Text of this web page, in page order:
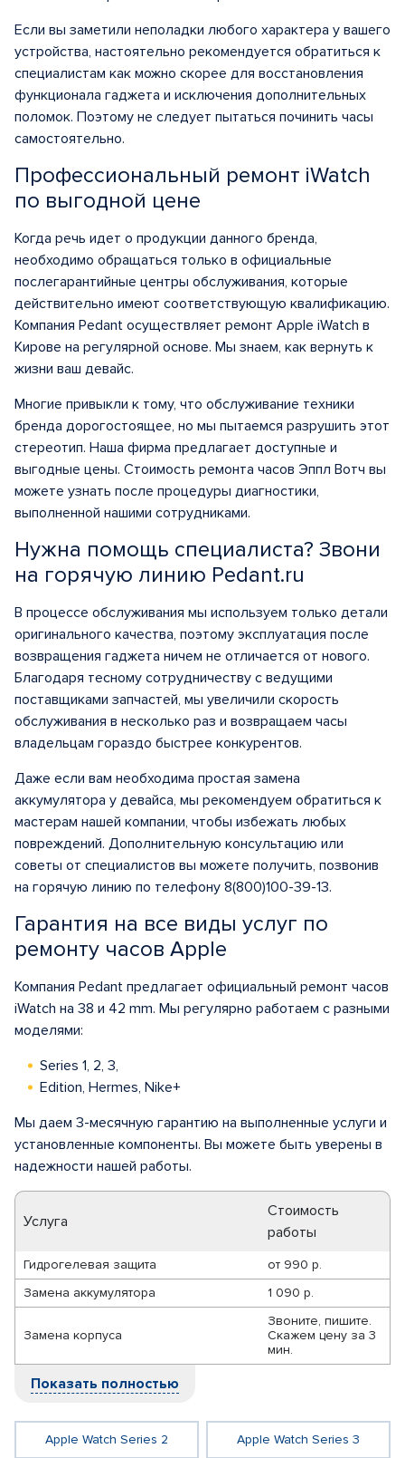
Если вы заметили неполадки любого характера у вашего
устройства, настоятельно рекомендуется обратиться к
специалистам как можно скорее для восстановления
функционала гаджета и исключения дополнительных
поломок. Поэтому не следует пытаться починить часы
самостоятельно.
Профессиональный ремонт iWatch
по выгодной цене
Когда речь идет о продукции данного бренда,
необходимо обращаться только в официальные
послегарантийные центры обслуживания, которые
действительно имеют соответствующую квалификацию.
Компания Pedant осуществляет ремонт Apple iWatch в
Кирове на регулярной основе. Мы знаем, как вернуть к
жизни ваш девайс.
Многие привыкли к тому, что обслуживание техники
бренда дорогостоящее, но мы пытаемся разрушить этот
стереотип. Наша фирма предлагает доступные и
выгодные цены. Стоимость ремонта часов Эппл Вотч вы
можете узнать после процедуры диагностики,
выполненной нашими сотрудниками.
Нужна помощь специалиста? Звони
на горячую линию Pedant.ru
В процессе обслуживания мы используем только детали
оригинального качества, поэтому эксплуатация после
возвращения гаджета ничем не отличается от нового.
Благодаря тесному сотрудничеству с ведущими
поставщиками запчастей, мы увеличили скорость
обслуживания в несколько раз и возвращаем часы
владельцам гораздо быстрее конкурентов.
Даже если вам необходима простая замена
аккумулятора у девайса, мы рекомендуем обратиться к
мастерам нашей компании, чтобы избежать любых
повреждений. Дополнительную консультацию или
советы от специалистов вы можете получить, позвонив
на горячую линию по телефону 8(800)100-39-13.
Гарантия на все виды услуг по
ремонту часов Apple
Компания Pedant предлагает официальный ремонт часов
iWatch на 38 и 42 mm. Мы регулярно работаем с разными
моделями:
Series 1, 2, 3,
Edition, Hermes, Nike+
Мы даем 3-месячную гарантию на выполненные услуги и
установленные компоненты. Вы можете быть уверены в
надежности нашей работы.
Услуга
Стоимость
работы
Гидрогелевая защита от 990 р.
Замена аккумулятора
1 090 р.
Замена корпуса
Звоните, пишите.
Скажем цену за 3
мин.
Показать полностью
Apple Watch Series 2 Apple Watch Series 3